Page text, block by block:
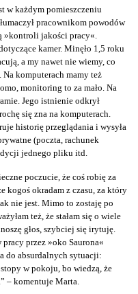
w każdym pomieszczeniu
pracownikom powodów
»kontroli jakości pracy«.
kamer. Minęło 1,5 roku
a my nawet nie wiemy, co
Na komputerach mamy też
monitoring to za mało. Na
Jego istnienie odkrył
się zna na komputerach.
historię przeglądania i wysyła
(poczta, rachunek
jednego pliku itd.
poczucie, że coś robię za
kogoś okradam z czasu, za który
nie jest. Mimo to zostaję po
też, że stałam się o wiele
głos, szybciej się irytuję.
przez »oko Saurona«
do absurdalnych sytuacji:
w pokoju, bo wiedzą, że
– komentuje Marta.